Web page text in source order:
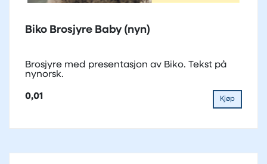
Biko Brosjyre Baby (nyn)
Brosjyre med presentasjon av Biko. Tekst på
nynorsk.
0,01 Kjøp